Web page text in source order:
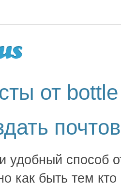
от bottle
удобный способ
как быть тем